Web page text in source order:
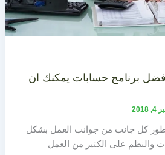
افضل برنامج حسابات يمكنك ان
تطور كل جانب من جوانب العمل بشكل
والنظم على الكثير من العمل